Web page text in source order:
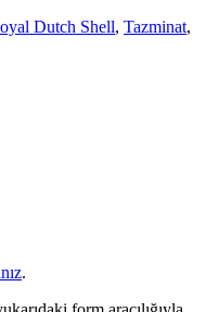
Dutch Shell, Tazminat,
.